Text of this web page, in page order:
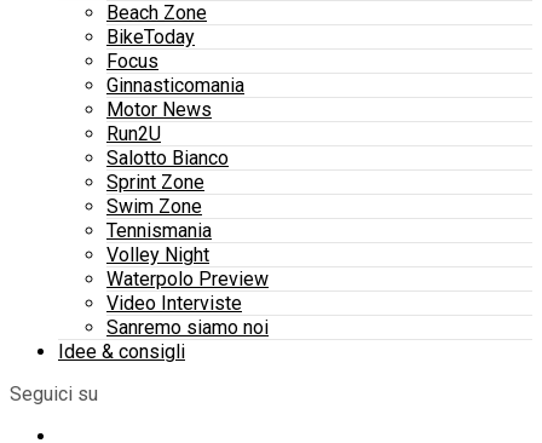
Beach Zone
BikeToday
Focus
Ginnasticomania
Motor News
Run2U
Salotto Bianco
Sprint Zone
Swim Zone
Tennismania
Volley Night
Waterpolo Preview
Video Interviste
Sanremo siamo noi
Idee & consigli
Seguici su